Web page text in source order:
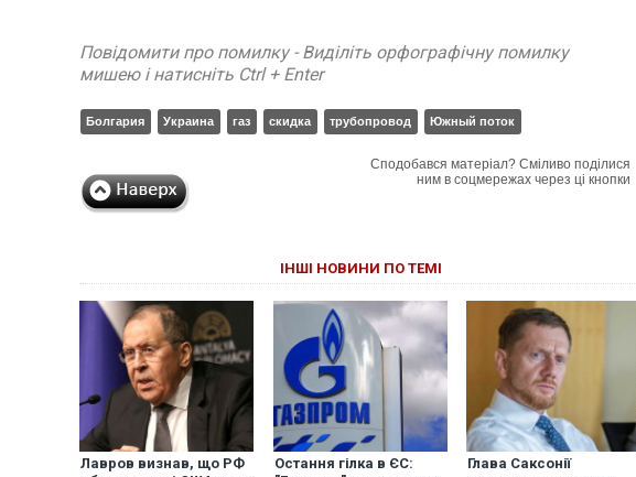
Повідомити про помилку - Виділіть орфографічну помилку
мишею і натисніть Ctrl + Enter
Болгария Украина газ скидка трубопровод Южный поток
Сподобався матеріал? Сміливо поділися
ним в соцмережах через ці кнопки
ІНШІ НОВИНИ ПО ТЕМІ
Лавров визнав, що РФ
Остання гілка в ЄС:
Глава Саксонії